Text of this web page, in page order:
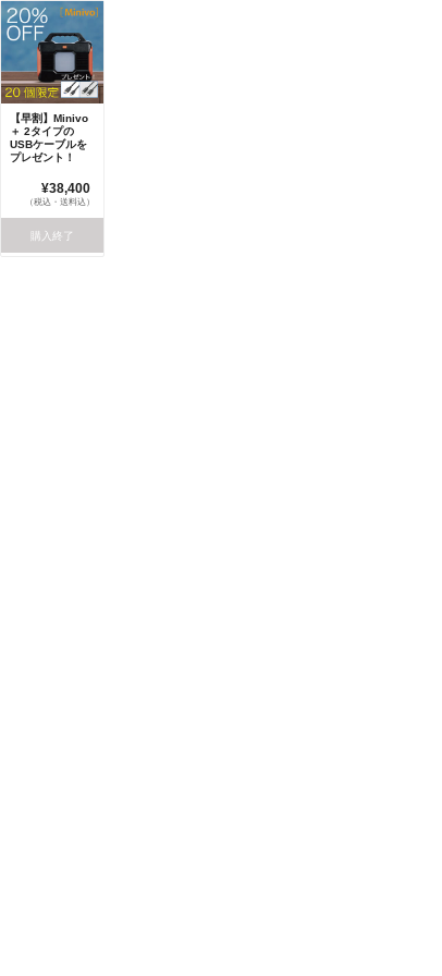
【早割】Minivo
＋ 2タイプの
USBケーブルを
プレゼント！
¥38,400
（税込・送料込）
購入終了